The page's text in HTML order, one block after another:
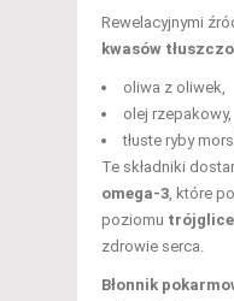
Rewelacyjnymi
kwasów
oliwa z oliwek,
olej rzepakowy,
tłuste ryby
Te składniki
omega-3, które
poziomu
zdrowie serca.
Błonnik